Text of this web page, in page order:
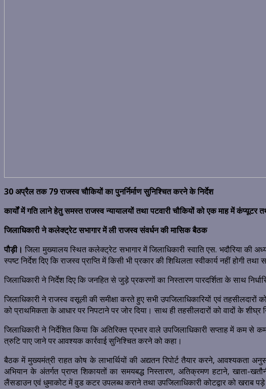
30 अप्रैल तक 79 राजस्व चौकियों का पुनर्निर्माण सुनिश्चित करने के निर्देश
कार्यों में गति लाने हेतु समस्त राजस्व न्यायालयों तथा पटवारी चौकियों को एक माह में कंप्यूटर
जिलाधिकारी ने कलेक्ट्रेट सभागार में ली राजस्व संवर्धन की मासिक बैठक
पौड़ी।जिला मुख्यालय स्थित कलेक्ट्रेट सभागार में जिलाधिकारी स्वाति एस. भदौरिया
स्पष्ट निर्देश दिए कि राजस्व प्राप्ति में किसी भी प्रकार की शिथिलता स्वीकार्य नहीं होगी
जिलाधिकारी ने निर्देश दिए कि जनहित से जुड़े प्रकरणों का निस्तारण पारदर्शिता के साथ
जिलाधिकारी ने राजस्व वसूली की समीक्षा करते हुए सभी उपजिलाधिकारियों एवं
को प्राथमिकता के आधार पर निपटाने पर जोर दिया। साथ ही तहसीलदारों को वादों के शीघ्र
जिलाधिकारी ने निर्देशित किया कि अतिरिक्त प्रभार वाले उपजिलाधिकारी सप्ताह में
त्रुटि पाए जाने पर आवश्यक कार्रवाई सुनिश्चित करने को कहा।
बैठक में मुख्यमंत्री राहत कोष के लाभार्थियों की अद्यतन रिपोर्ट तैयार करने,
अभियान के अंतर्गत प्राप्त शिकायतों का समयबद्ध निस्तारण, अतिक्रमण हटाने, खाता-
लैंसडाउन एवं धुमाकोट में वुड कटर उपलब्ध कराने तथा उपजिलाधिकारी कोटद्वार को खराब